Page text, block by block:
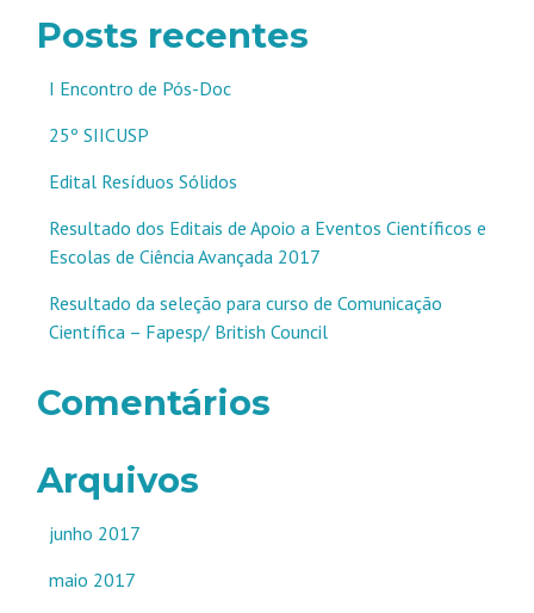
Posts recentes
I Encontro de Pós-Doc
25º SIICUSP
Edital Resíduos Sólidos
Resultado dos Editais de Apoio a Eventos Científicos e
Escolas de Ciência Avançada 2017
Resultado da seleção para curso de Comunicação
Científica – Fapesp/ British Council
Comentários
Arquivos
junho 2017
maio 2017